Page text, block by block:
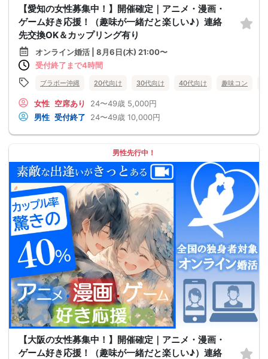
【愛知の女性募集中！】開催確定｜アニメ・漫画・
ゲーム好き応援！（趣味が一緒だと楽しい♪）連絡
先交換OK＆カップリング有り
オンライン婚活 | 8月6日(木) 21:00〜
受付終了まで4時間
ブラボー沖縄 20代向け 30代向け 40代向け 趣味コン
女性 空席あり 24〜49歳 5,000円
男性 受付終了 24〜49歳 10,000円
男性先行中！
【大阪の女性募集中！】開催確定｜アニメ・漫画・
ゲーム好き応援！（趣味が一緒だと楽しい♪）連絡